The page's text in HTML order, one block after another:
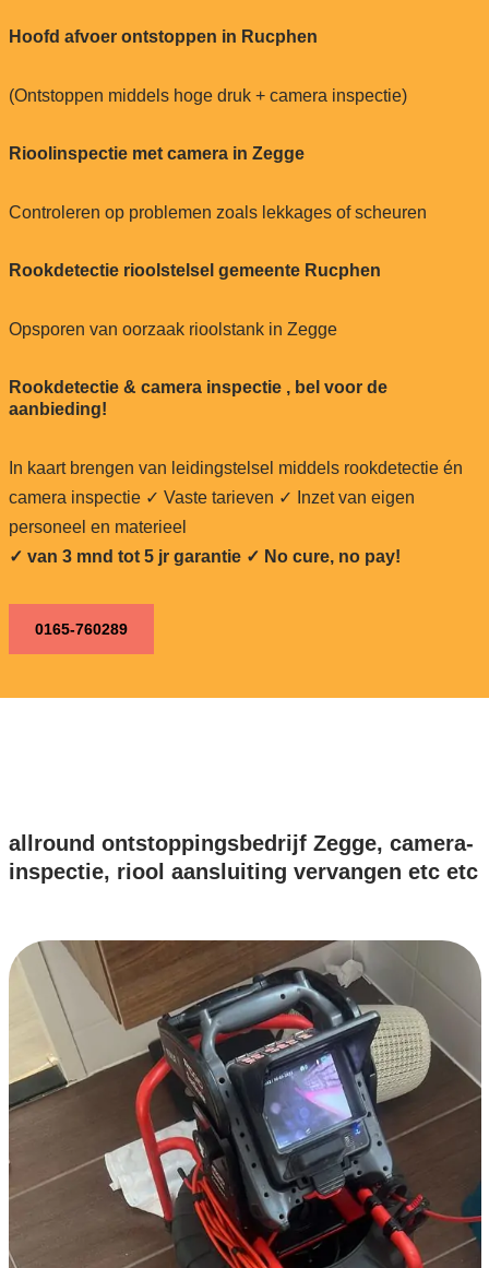
Hoofd afvoer ontstoppen in Rucphen
(Ontstoppen middels hoge druk + camera inspectie)
Rioolinspectie met camera in Zegge
Controleren op problemen zoals lekkages of scheuren
Rookdetectie rioolstelsel gemeente Rucphen
Opsporen van oorzaak rioolstank in Zegge
Rookdetectie & camera inspectie , bel voor de
aanbieding!
In kaart brengen van leidingstelsel middels rookdetectie én
camera inspectie ✓ Vaste tarieven ✓ Inzet van eigen
personeel en materieel
✓ van 3 mnd tot 5 jr garantie ✓ No cure, no pay!
0165-760289
allround ontstoppingsbedrijf Zegge, camera-
inspectie, riool aansluiting vervangen etc etc